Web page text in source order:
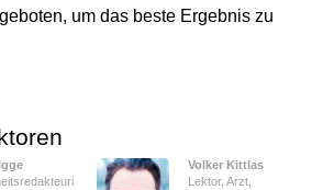
um das beste Ergebnis zu
Volker Kittlas
Lektor, Arzt,